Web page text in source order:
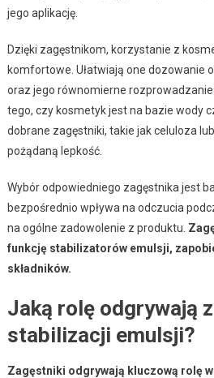
jego aplikację.
Dzięki zagęstnikom, korzystanie z
komfortowe. Ułatwiają one dozowanie
oraz jego równomierne rozprowadzanie
tego, czy kosmetyk jest na bazie wody
dobrane zagęstniki, takie jak celuloza
pożądaną lepkość.
Wybór odpowiedniego zagęstnika jest
bezpośrednio wpływa na odczucia
na ogólne zadowolenie z produktu.
funkcję stabilizatorów emulsji,
składników.
Jaką rolę odgrywają
stabilizacji emulsji?
Zagęstniki odgrywają kluczową rolę